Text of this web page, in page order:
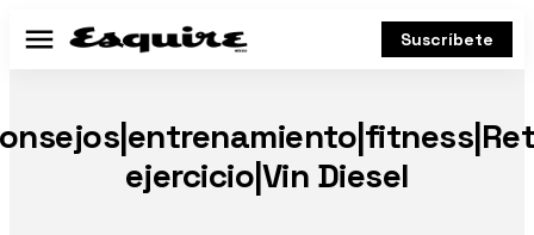
Menú Suscríbete
ejercicio|Vin Diesel